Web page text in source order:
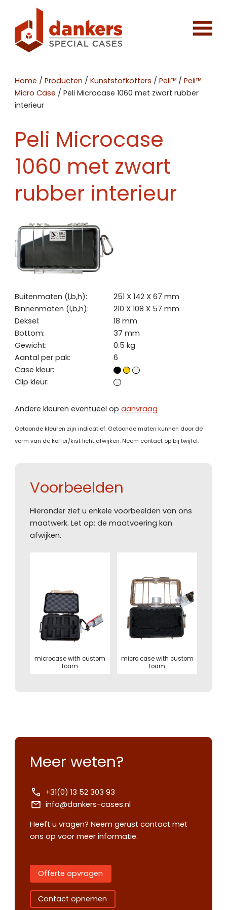
Home /Producten /Kunststofkoffers /Peli™ /Peli™
Micro Case /Peli Microcase 1060 met zwart rubber
interieur
Peli Microcase
1060 met zwart
rubber interieur
Buitenmaten (l,b,h):
251 X 142 X 67 mm
Binnenmaten (l,b,h):
210 X 108 X 57 mm
Deksel:
18 mm
Bottom:
37 mm
Gewicht:
0.5 kg
Aantal per pak:
6
Case kleur:
Clip kleur:
Andere kleuren eventueel opaanvraag
Getoonde kleuren zijn indicatief. Getoonde maten kunnen door de
vorm van de koffer/kist licht afwijken. Neem contact op bij twijfel.
Voorbeelden
Hieronder ziet u enkele voorbeelden van ons
maatwerk. Let op: de maatvoering kan
afwijken.
microcase with custom
foam
micro case with custom
foam
Meer weten?
+31(0) 13 52 303 93
info@dankers-cases.nl
Heeft u vragen? Neem gerust contact met
ons op voor meer informatie.
Offerte opvragen
Contact opnemen